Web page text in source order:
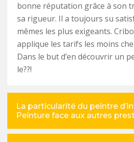
bonne réputation grâce à son
sa rigueur. Il a toujours su
mêmes les plus exigeants.
applique les tarifs les moins
Dans le but d’en découvrir un
le??!
La particularité du peintre
Peinture face aux autres